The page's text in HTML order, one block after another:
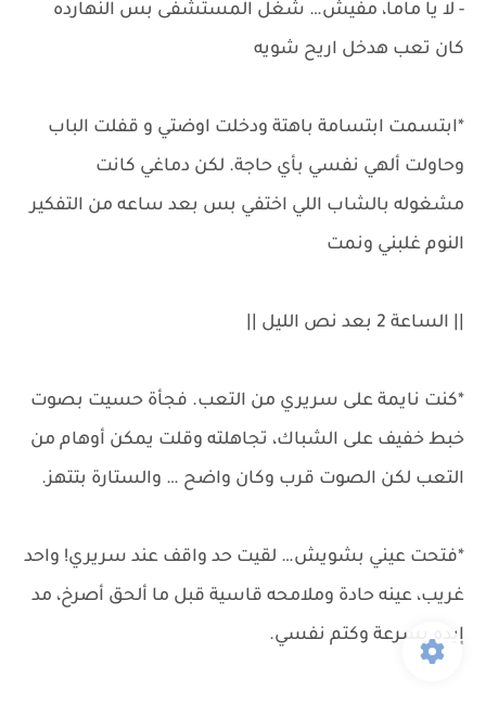
- لا يا ماما، مفيش… شغل المستشفى بس النهارده
كان تعب هدخل اريح شويه
*ابتسمت ابتسامة باهتة ودخلت اوضتي و قفلت الباب
وحاولت ألهي نفسي بأي حاجة. لكن دماغي كانت
مشغوله بالشاب اللي اختفي بس بعد ساعه من التفكير
النوم غلبني ونمت
|| الساعة 2 بعد نص الليل ||
*كنت نايمة على سريري من التعب. فجأة حسيت بصوت
خبط خفيف على الشباك، تجاهلته وقلت يمكن أوهام من
التعب لكن الصوت قرب وكان واضح … والستارة بتتهز.
*فتحت عيني بشويش… لقيت حد واقف عند سريري! واحد
غريب، عينه حادة وملامحه قاسية قبل ما ألحق أصرخ، مد
إيده بسرعة وكتم نفسي.